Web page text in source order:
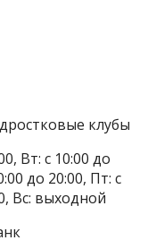
клубы
Вт: с 10:00 до
до 20:00, Пт: с
Вс: выходной